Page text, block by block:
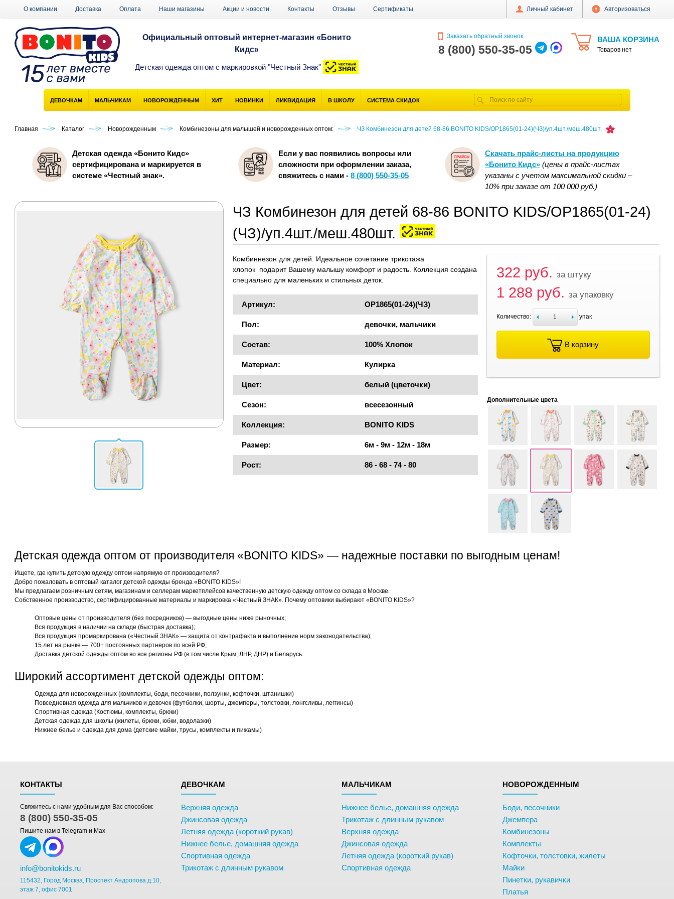
Личный кабинет Авторизоваться
О компании Доставка Оплата Наши магазины Акции и новости Контакты Отзывы Сертификаты
ВАША КОРЗИНА
Товаров нет
Заказать обратный звонок
8 (800) 550-35-05
Официальный оптовый интернет-магазин «Бонито
Кидс»
Детская одежда оптом с маркировкой "Честный Знак"
ДЕВОЧКАМ МАЛЬЧИКАМ НОВОРОЖДЕННЫМ ХИТ НОВИНКИ ЛИКВИДАЦИЯ В ШКОЛУ СИСТЕМА СКИДОК
Главная Каталог Новорожденным Комбинезоны для малышей и новорожденных оптом: ЧЗ Комбинезон для детей 68-86 BONITO KIDS/OP1865(01-24)(ЧЗ)/уп.4шт./меш.480шт.
Детская одежда «Бонито Кидс»
сертифицирована и маркируется в
системе «Честный знак».
Если у вас появились вопросы или
сложности при оформлении заказа,
свяжитесь с нами -8 (800) 550-35-05
Скачать прайс-листы на продукцию
«Бонито Кидс» (цены в прайс-листах
указаны с учетом максимальной скидки –
10% при заказе от 100 000 руб.)
ЧЗ Комбинезон для детей 68-86 BONITO KIDS/OP1865(01-24)
(ЧЗ)/уп.4шт./меш.480шт.
Комбиннезон для детей. Идеальное сочетание трикотажа
хлопок подарит Вашему малышу комфорт и радость. Коллекция создана
специально для маленьких и стильных деток.
Артикул: OP1865(01-24)(ЧЗ)
Пол: девочки, мальчики
Состав: 100% Хлопок
Материал: Кулирка
Цвет: белый (цветочки)
Сезон: всесезонный
Коллекция: BONITO KIDS
Размер: 6м - 9м - 12м - 18м
Рост: 86 - 68 - 74 - 80
322 руб. за штуку
1 288 руб. за упаковку
Количество: упак
В корзину
Дополнительные цвета
Детская одежда оптом от производителя «BONITO KIDS» — надежные поставки по выгодным ценам!
Ищете, где купить детскую одежду оптом напрямую от производителя?
Добро пожаловать в оптовый каталог детской одежды бренда «BONITO KIDS»!
Мы предлагаем розничным сетям, магазинам и селлерам маркетплейсов качественную детскую одежду оптом со склада в Москве.
Собственное производство, сертифицированные материалы и маркировка «Честный ЗНАК». Почему оптовики выбирают «BONITO KIDS»?
Оптовые цены от производителя (без посредников) — выгодные цены ниже рыночных;
Вся продукция в наличии на складе (быстрая доставка);
Вся продукция промаркирована («Честный ЗНАК» — защита от контрафакта и выполнение норм законодательства);
15 лет на рынке — 700+ постоянных партнеров по всей РФ;
Доставка детской одежды оптом во все регионы РФ (в том числе Крым, ЛНР, ДНР) и Беларусь.
Широкий ассортимент детской одежды оптом:
Одежда для новорожденных (комплекты, боди, песочники, ползунки, кофточки, штанишки)
Повседневная одежда для мальчиков и девочек (футболки, шорты, джемперы, толстовки, лонгсливы, леггинсы)
Спортивная одежда (Костюмы, комплекты, брюки)
Детская одежда для школы (жилеты, брюки, юбки, водолазки)
Нижнее белье и одежда для дома (детские майки, трусы, комплекты и пижамы)
КОНТАКТЫ
Свяжитесь с нами удобным для Вас способом:
8 (800) 550-35-05
Пишите нам в Telegram и Max
info@bonitokids.ru
115432, Город Москва, Проспект Андропова д.10,
этаж 7, офис 7001
ДЕВОЧКАМ
Верхняя одежда
Джинсовая одежда
Летняя одежда (короткий рукав)
Нижнее белье, домашняя одежда
Спортивная одежда
Трикотаж с длинным рукавом
МАЛЬЧИКАМ
Нижнее белье, домашняя одежда
Трикотаж с длинным рукавом
Верхняя одежда
Джинсовая одежда
Летняя одежда (короткий рукав)
Спортивная одежда
НОВОРОЖДЕННЫМ
Боди, песочники
Джемпера
Комбинезоны
Комплекты
Кофточки, толстовки, жилеты
Майки
Пинетки, рукавички
Платья